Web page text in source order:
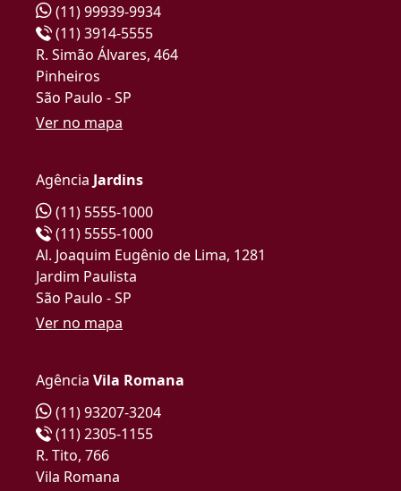
(11) 99939-9934
(11) 3914-5555
R. Simão Álvares, 464
Pinheiros
São Paulo - SP
Ver no mapa
Agência Jardins
(11) 5555-1000
(11) 5555-1000
Al. Joaquim Eugênio de Lima, 1281
Jardim Paulista
São Paulo - SP
Ver no mapa
Agência Vila Romana
(11) 93207-3204
(11) 2305-1155
R. Tito, 766
Vila Romana